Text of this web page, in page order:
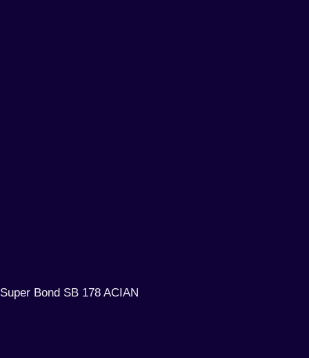
Super Bond SB 178 ACIAN